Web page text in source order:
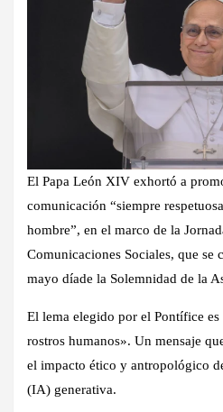
El Papa León XIV exhortó a
comunicación “siempre
hombre”, en el marco de la
Comunicaciones Sociales, que se
mayo díade la Solemnidad de la
El lema elegido por el Pontífice
rostros humanos». Un mensaje
el impacto ético y antropológico
(IA) generativa.